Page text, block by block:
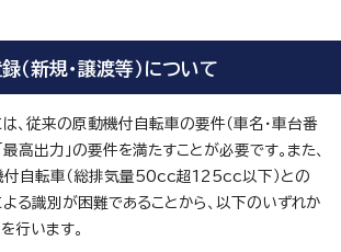
（新規・譲渡等）について
、従来の原動機付自転車の要件（車名・車台番
最高出力」の要件を満たすことが必要です。また、
自転車（総排気量50cc超125cc以下）との
る識別が困難であることから、以下のいずれか
行います。